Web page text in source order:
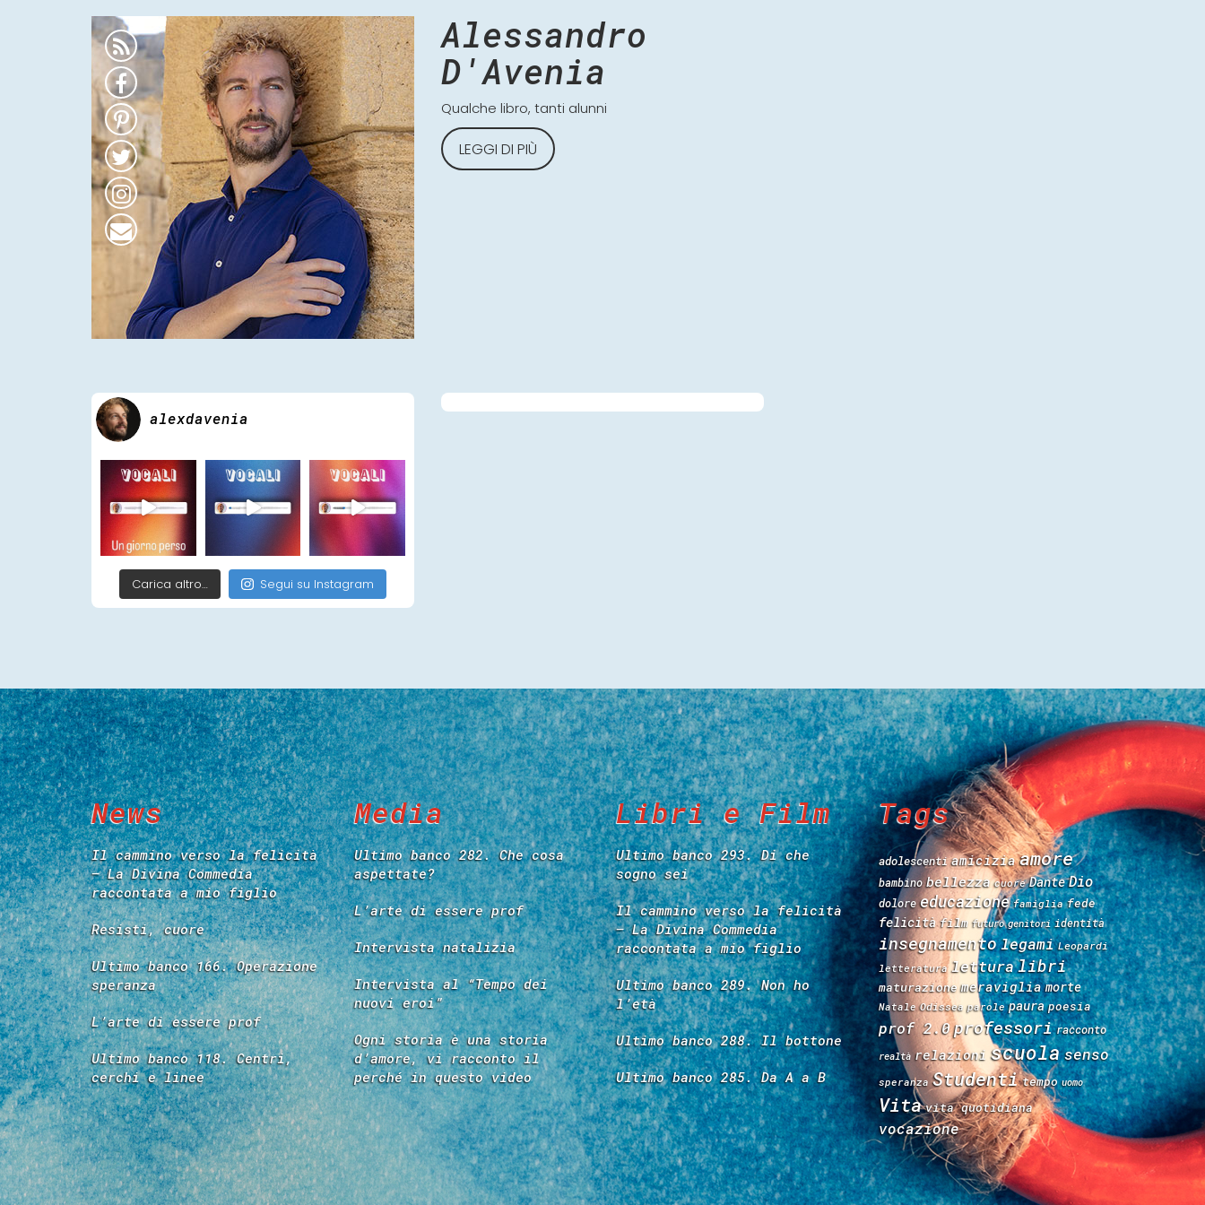
Alessandro
D'Avenia
Qualche libro, tanti alunni
LEGGI DI PIÙ
alexdavenia
Carica altro… Segui su Instagram
News
Il cammino verso la felicità
– La Divina Commedia
raccontata a mio figlio
Resisti, cuore
Ultimo banco 166. Operazione
speranza
L’arte di essere prof
Ultimo banco 118. Centri,
cerchi e linee
Media
Ultimo banco 282. Che cosa
aspettate?
L’arte di essere prof
Intervista natalizia
Intervista al “Tempo dei
nuovi eroi”
Ogni storia è una storia
d’amore, vi racconto il
perché in questo video
Libri e Film
Ultimo banco 293. Di che
sogno sei
Il cammino verso la felicità
– La Divina Commedia
raccontata a mio figlio
Ultimo banco 289. Non ho
l’età
Ultimo banco 288. Il bottone
Ultimo banco 285. Da A a B
Tags
adolescenti amicizia amore
bambino bellezza cuore Dante Dio
dolore educazione famiglia fede
felicità film futuro genitori identità
insegnamentolegami Leopardi
letteratura letturalibri
maturazione meraviglia morte
Natale Odissea parole paura poesia
prof 2.0professori racconto
realtà relazioni scuola senso
speranza Studenti tempo uomo
Vita vita quotidiana
vocazione